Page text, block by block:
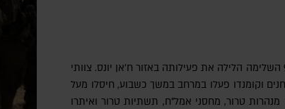
החטיבתיים 7, צנחנים וקומנדו פעלו במרחב במשך כשבוע, חיסלו מעל
מנהרות טרור, מחסני אמל"ח, תשתיות טרור ואיתרו